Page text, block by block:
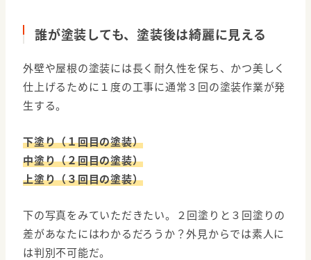
誰が塗装しても、塗装後は綺麗に見える
外壁や屋根の塗装には長く耐久性を保ち、かつ美しく
仕上げるために１度の工事に通常３回の塗装作業が発
生する。
下塗り（１回目の塗装）
中塗り（２回目の塗装）
上塗り（３回目の塗装）
下の写真をみていただきたい。２回塗りと３回塗りの
差があなたにはわかるだろうか？外見からでは素人に
は判別不可能だ。